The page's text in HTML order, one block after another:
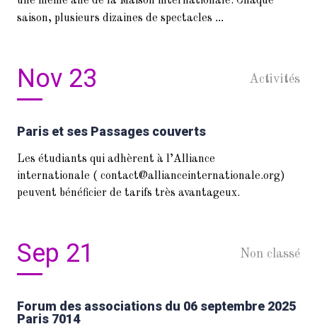
saison, plusieurs dizaines de spectacles ...
Nov 23 Activités
Paris et ses Passages couverts
Les étudiants qui adhèrent à l’Alliance
internationale ( contact@allianceinternationale.org)
peuvent bénéficier de tarifs très avantageux.
Sep 21 Non classé
Forum des associations du 06 septembre 2025
Paris 7014